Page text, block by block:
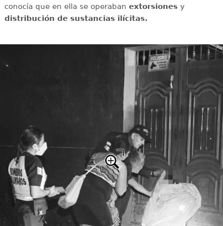
conocía que en ella se operaban extorsionesy
distribución de sustancias ilícitas.